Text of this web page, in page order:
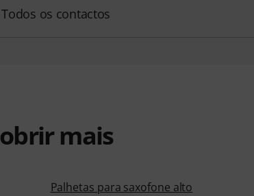
Todos os contactos
mais
Palhetas para saxofone alto